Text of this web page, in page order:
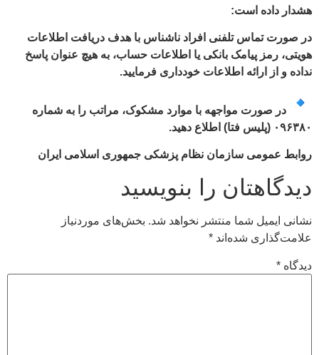
هشدار داده است:
در صورت تماس تلفنی افراد ناشناس با هدف دریافت اطلاعات
هویتی، رمز پیامک بانکی یا اطلاعات حساب، به هیچ عنوان پاسخ
نداده و از ارائه اطلاعات خودداری فرمایید.
در صورت مواجهه با موارد مشکوک، مراتب را به شماره
۰۹۶۳۸۰ (پلیس فتا) اطلاع دهید.
روابط عمومی سازمان نظام پزشکی جمهوری اسلامی ایران
دیدگاهتان را بنویسید
نشانی ایمیل شما منتشر نخواهد شد. بخش‌های موردنیاز
علامت‌گذاری شده‌اند *
دیدگاه *